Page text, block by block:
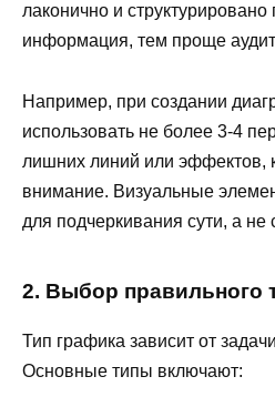
лаконично и структурировано
информация, тем проще
Например, при создании
использовать не более 3-4
лишних линий или эффектов,
внимание. Визуальные
для подчеркивания сути, а не
2. Выбор правильного
Тип графика зависит от
Основные типы включают: